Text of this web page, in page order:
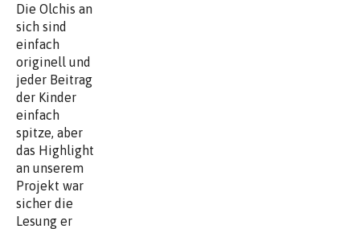
Die Olchis an
sich sind
einfach
originell und
jeder Beitrag
der Kinder
einfach
spitze, aber
das Highlight
an unserem
Projekt war
sicher die
Lesung er